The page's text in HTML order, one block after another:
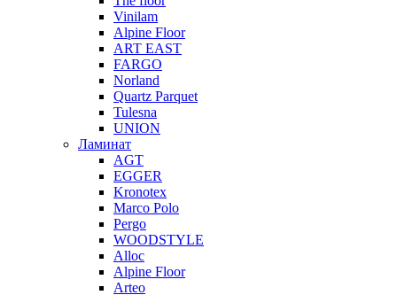
Vinilam
Alpine Floor
ART EAST
FARGO
Norland
Quartz Parquet
Tulesna
UNION
Ламинат
AGT
EGGER
Kronotex
Marco Polo
Pergo
WOODSTYLE
Alloc
Alpine Floor
Arteo